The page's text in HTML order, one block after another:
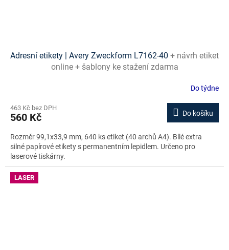
Adresní etikety | Avery Zweckform L7162-40 + návrh etiket
online + šablony ke stažení zdarma
Do týdne
463 Kč bez DPH
560 Kč Do košíku
Rozměr 99,1x33,9 mm, 640 ks etiket (40 archů A4). Bílé extra
silné papírové etikety s permanentním lepidlem. Určeno pro
laserové tiskárny.
LASER